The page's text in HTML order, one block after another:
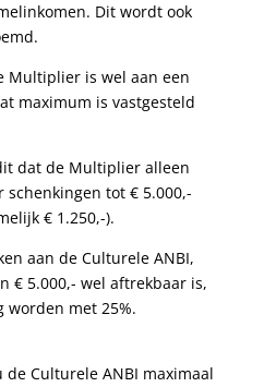
Dit wordt ook
Multiplier is wel aan een
maximum is vastgesteld
dat de Multiplier alleen
schenkingen tot € 5.000,-
€ 1.250,-).
aan de Culturele ANBI,
€ 5.000,- wel aftrekbaar is,
worden met 25%.
de Culturele ANBI maximaal